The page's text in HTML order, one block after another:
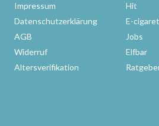
Impressum
Datenschutzerklärung
AGB
Widerruf
Altersverifikation
Hit
E-
Jobs
Elfbar